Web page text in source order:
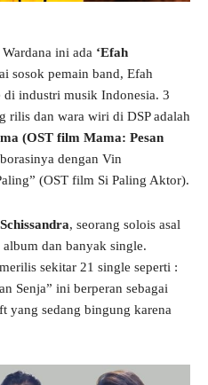
ini ada ‘Efah
sosok pemain band, Efah
industri musik Indonesia. 3
rilis dan wara wiri di DSP adalah
(OST film Mama: Pesan
dengan Vin
(OST film Si Paling Aktor).
, seorang solois asal
dan banyak single.
sekitar 21 single seperti :
Senja” ini berperan sebagai
yang sedang bingung karena